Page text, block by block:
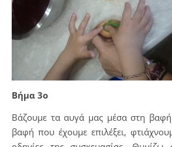
Βήμα 3ο
Βάζουμε τα αυγά μας μέσα στη
βαφή που έχουμε επιλέξει,